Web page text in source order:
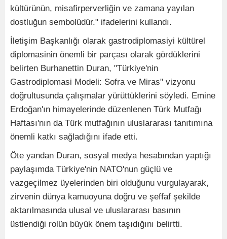
kültürünün, misafirperverliğin ve zamana yayılan
dostluğun sembolüdür." ifadelerini kullandı.
İletişim Başkanlığı olarak gastrodiplomasiyi kültürel
diplomasinin önemli bir parçası olarak gördüklerini
belirten Burhanettin Duran, "Türkiye'nin
Gastrodiplomasi Modeli: Sofra ve Miras" vizyonu
doğrultusunda çalışmalar yürüttüklerini söyledi. Emine
Erdoğan'ın himayelerinde düzenlenen Türk Mutfağı
Haftası'nın da Türk mutfağının uluslararası tanıtımına
önemli katkı sağladığını ifade etti.
Öte yandan Duran, sosyal medya hesabından yaptığı
paylaşımda Türkiye'nin NATO'nun güçlü ve
vazgeçilmez üyelerinden biri olduğunu vurgulayarak,
zirvenin dünya kamuoyuna doğru ve şeffaf şekilde
aktarılmasında ulusal ve uluslararası basının
üstlendiği rolün büyük önem taşıdığını belirtti.